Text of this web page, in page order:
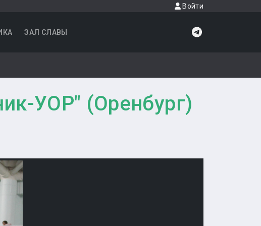
Войти
ЗАЛ СЛАВЫ
УОР" (Оренбург)